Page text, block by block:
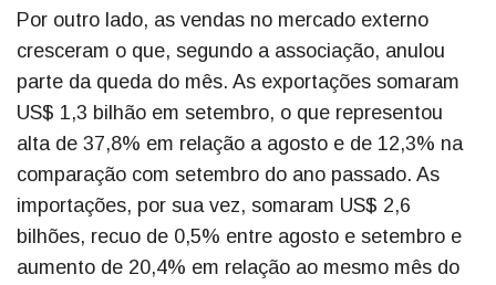
Por outro lado, as vendas no mercado externo
cresceram o que, segundo a associação, anulou
parte da queda do mês. As exportações somaram
US$ 1,3 bilhão em setembro, o que representou
alta de 37,8% em relação a agosto e de 12,3% na
comparação com setembro do ano passado. As
importações, por sua vez, somaram US$ 2,6
bilhões, recuo de 0,5% entre agosto e setembro e
aumento de 20,4% em relação ao mesmo mês do